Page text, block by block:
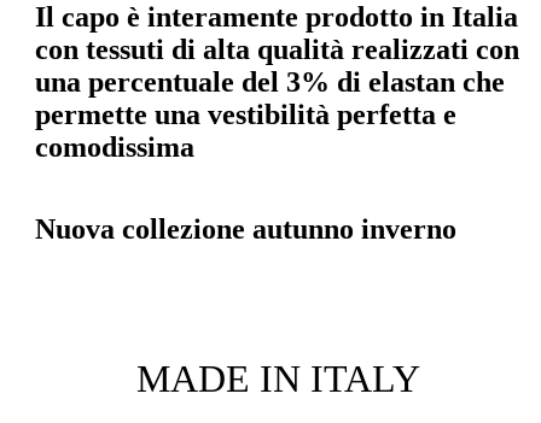
Il capo è interamente prodotto in Italia
con tessuti di alta qualità realizzati con
una percentuale del 3% di elastan che
permette una vestibilità perfetta e
comodissima
Nuova collezione autunno inverno
MADE IN ITALY